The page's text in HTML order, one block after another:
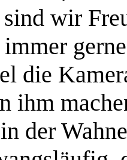
wir
die
ihm
der